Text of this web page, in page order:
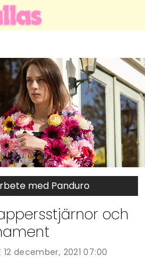
blogg
Arkiv
Kontakt
med Panduro
och
12 december, 2021 07:00